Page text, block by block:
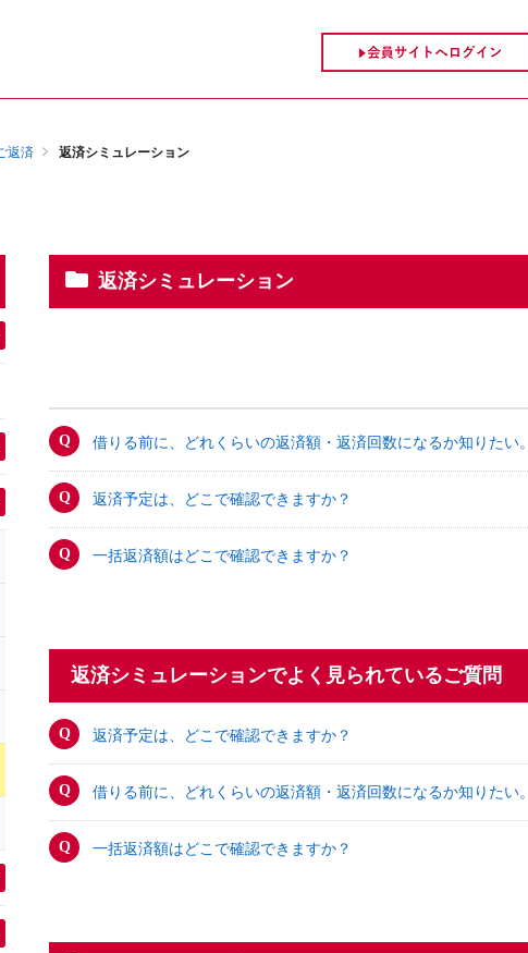
返済 返済シミュレーション
返済シミュレーション
借りる前に、どれくらいの返済額・返済回数になるか知りたい。
返済予定は、どこで確認できますか？
一括返済額はどこで確認できますか？
返済シミュレーションでよく見られているご質問
返済予定は、どこで確認できますか？
借りる前に、どれくらいの返済額・返済回数になるか知りたい。
一括返済額はどこで確認できますか？